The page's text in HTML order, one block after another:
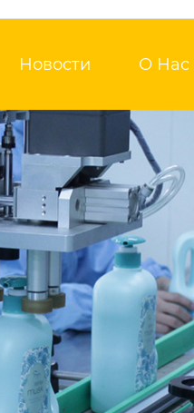
Новости О Нас